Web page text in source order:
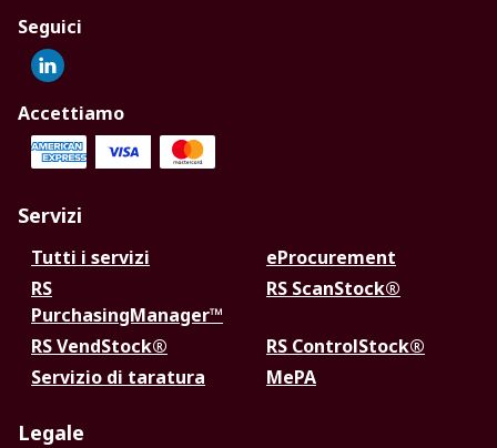
Seguici
Accettiamo
Servizi
Tutti i servizi
eProcurement
RS
PurchasingManager™
RS ScanStock®
RS VendStock®
RS ControlStock®
Servizio di taratura
MePA
Legale